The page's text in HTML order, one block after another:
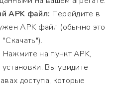
APK файл: Перейдите в
APK файл (обычно это
Нажмите на пункт APK,
Вы увидите
доступа, которые